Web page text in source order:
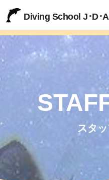
Diving School J･D･A
スタ